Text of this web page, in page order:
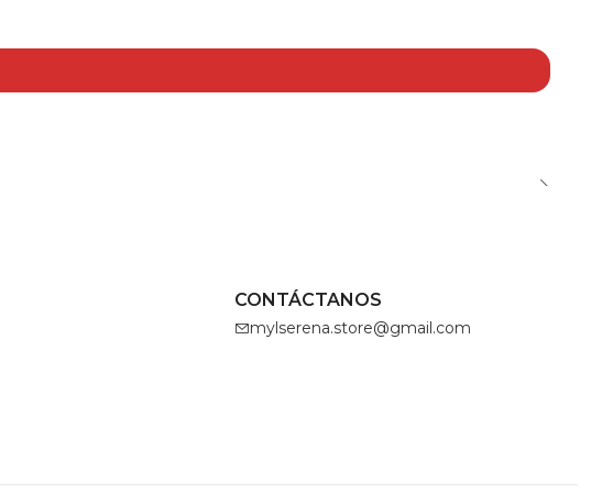
CONTÁCTANOS
mylserena.store@gmail.com